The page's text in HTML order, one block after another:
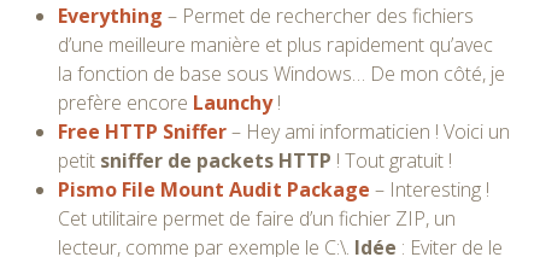
Everything – Permet de rechercher des fichiers
d’une meilleure manière et plus rapidement qu’avec
la fonction de base sous Windows… De mon côté, je
prefère encore Launchy!
Free HTTP Sniffer– Hey ami informaticien ! Voici un
petit sniffer de packets HTTP ! Tout gratuit !
Pismo File Mount Audit Package – Interesting !
Cet utilitaire permet de faire d’un fichier ZIP, un
lecteur, comme par exemple le C:\. Idée : Eviter de le